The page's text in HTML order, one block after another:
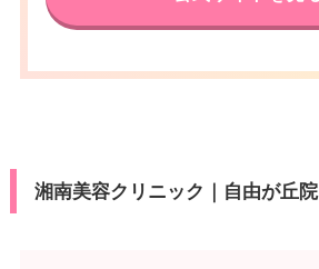
湘南美容クリニック｜自由が丘院